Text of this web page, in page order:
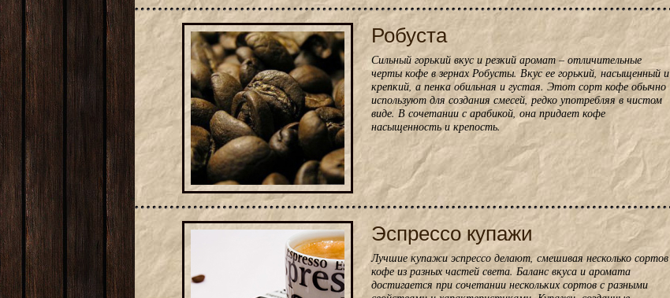
Робуста
Сильный горький вкус и резкий аромат – отличительные
черты кофе в зернах Робусты. Вкус ее горький, насыщенный и
крепкий, а пенка обильная и густая. Этот сорт кофе обычно
используют для создания смесей, редко употребляя в чистом
виде. В сочетании с арабикой, она придает кофе
насыщенность и крепость.
Эспрессо купажи
Лучшие купажи эспрессо делают, смешивая несколько сортов
кофе из разных частей света. Баланс вкуса и аромата
достигается при сочетании нескольких сортов с разными